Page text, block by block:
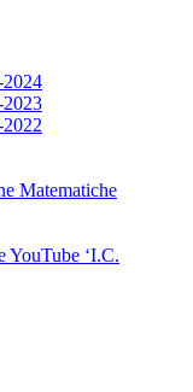
Matematiche
YouTube ‘I.C.